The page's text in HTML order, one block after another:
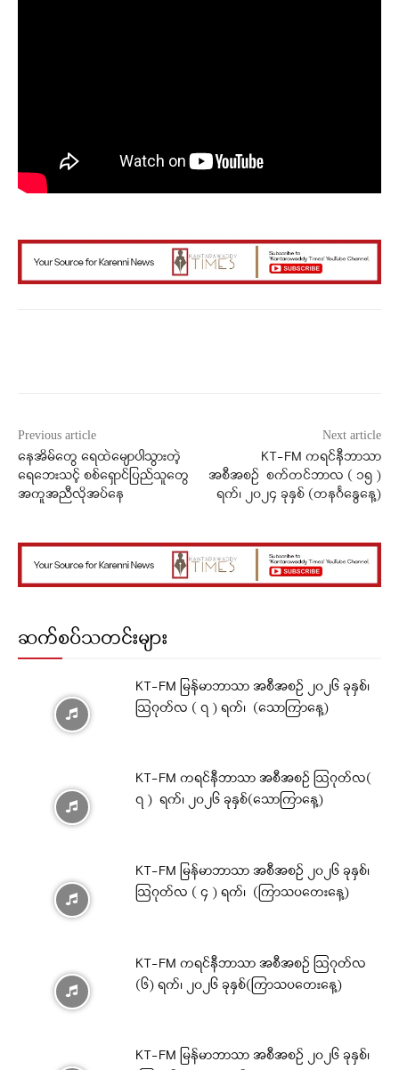
Previous article
နေအိမ်တွေ ရေထဲမျောပါသွားတဲ့
ရေဘေးသင့် စစ်ရှောင်ပြည်သူတွေ
အကူအညီလိုအပ်နေ
Next article
KT-FM ကရင်နီဘာသာ
အစီအစဉ် စက်တင်ဘာလ ( ၁၅ )
ရက်၊ ၂၀၂၄ ခုနှစ် (တနင်္ဂနွေနေ့)
ဆက်စပ်သတင်းများ
KT-FM မြန်မာဘာသာ အစီအစဉ် ၂၀၂၆ ခုနှစ်၊
ဩဂုတ်လ ( ၇ ) ရက်၊ (သောကြာနေ့)
KT-FM ကရင်နီဘာသာ အစီအစဉ် ဩဂုတ်လ(
၇ ) ရက်၊ ၂၀၂၆ ခုနှစ်(သောကြာနေ့)
KT-FM မြန်မာဘာသာ အစီအစဉ် ၂၀၂၆ ခုနှစ်၊
ဩဂုတ်လ ( ၄ ) ရက်၊ (ကြာသပတေးနေ့)
KT-FM ကရင်နီဘာသာ အစီအစဉ် ဩဂုတ်လ
(၆) ရက်၊ ၂၀၂၆ ခုနှစ်(ကြာသပတေးနေ့)
KT-FM မြန်မာဘာသာ အစီအစဉ် ၂၀၂၆ ခုနှစ်၊